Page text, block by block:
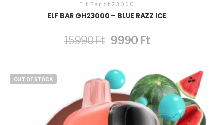
Elf Bar gh23000
ELF BAR GH23000 – BLUE RAZZ ICE
15990Ft Original
price
9990FtCurrent
price
OUT OF STOCK